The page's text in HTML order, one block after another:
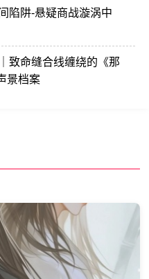
陷阱-悬疑商战漩涡中
致命缝合线缠绕的《那
景档案